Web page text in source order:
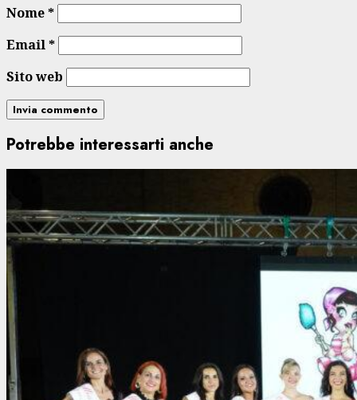
Nome*
Email*
Sito web
Potrebbe interessarti anche